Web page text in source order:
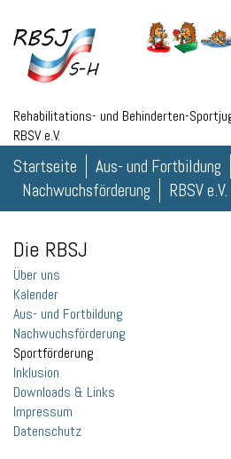
Rehabilitations- und Behinderten-
RBSV e.V.
Startseite Aus- und Fortbildung
Nachwuchsförderung
RBSV e.V.
Die RBSJ
Über uns
Kalender
Aus- und Fortbildung
Nachwuchsförderung
Sportförderung
Inklusion
Downloads & Links
Impressum
Datenschutz